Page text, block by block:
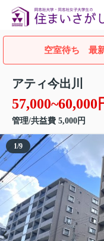
空室待ち 最
アティ今出川
57,000~60,000
管理/共益費 5,000円
1/9